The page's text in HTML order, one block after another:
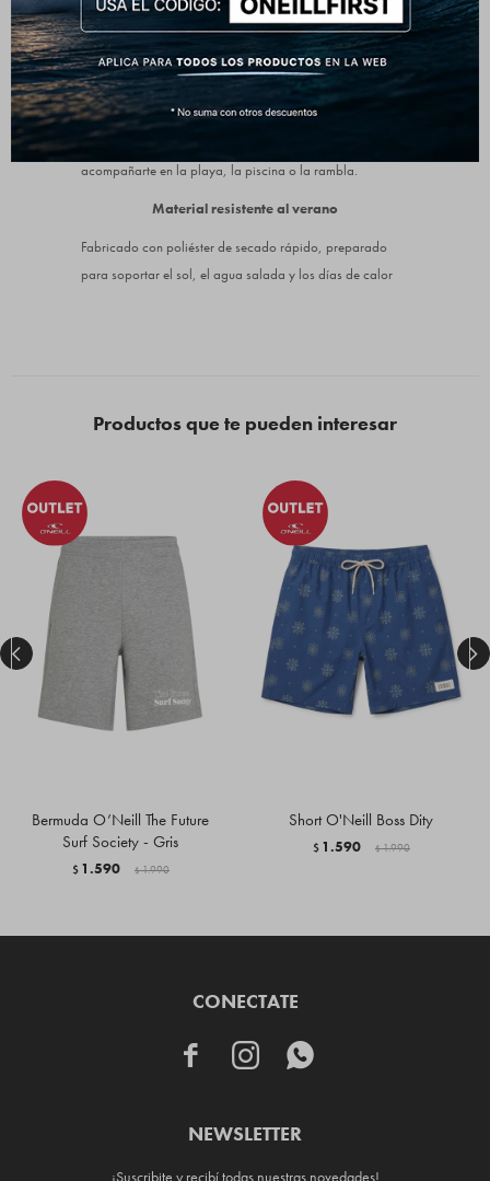
del agua. Ideal para pasar del agua al asado sin
cambiarte.
Detalles funcionales
Incluye bolsillos laterales, bolsillo trasero con cierre de
acompañarte en la playa, la piscina o la rambla.
Material resistente al verano
Fabricado con poliéster de secado rápido, preparado
para soportar el sol, el agua salada y los días de calor
Productos que te pueden interesar
Bermuda O’Neill The Future
Surf Society - Gris
$ 1.590 $ 1.990
Short O'Neill Boss Dity
$ 1.590 $ 1.990
 
CONECTATE
  
NEWSLETTER
¡Suscribite y recibí todas nuestras novedades!